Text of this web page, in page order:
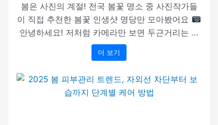
봄은 사진의 계절! 전국 봄꽃 명소 중 사진작가들
이 직접 추천한 봄꽃 인생샷 명당만 모아봤어요
안녕하세요! 저처럼 카메라만 보면 두근거리는 ...
더 보기